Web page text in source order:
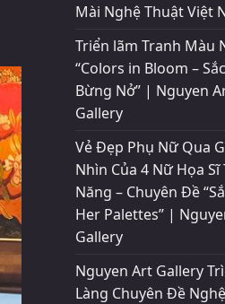
Mài Nghệ Thuật Việt
Triển lãm Tranh Màu
“Colors in Bloom –
Bừng Nở” | Nguyen
Gallery
Vẻ Đẹp Phụ Nữ Qua
Nhìn Của 4 Nữ Họa Sĩ
Năng – Chuyên Đề
Her Palettes” |
Gallery
Nguyen Art Gallery
Làng Chuyên Đề